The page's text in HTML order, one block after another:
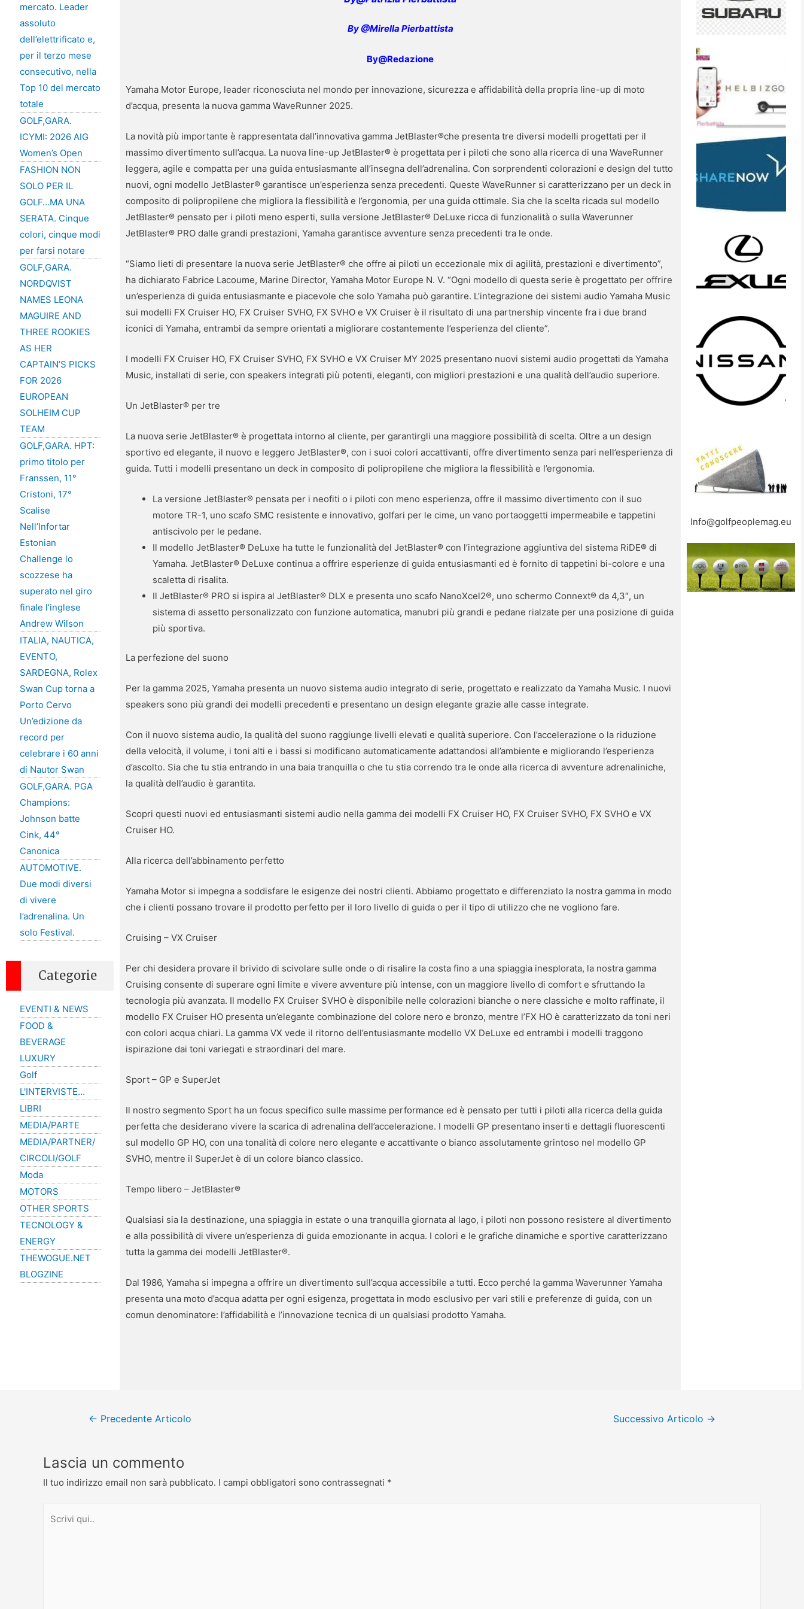
mercato. Leader
assoluto
dell’elettrificato e,
per il terzo mese
consecutivo, nella
Top 10 del mercato
totale
GOLF,GARA.
ICYMI: 2026 AIG
Women’s Open
FASHION NON
SOLO PER IL
GOLF…MA UNA
SERATA. Cinque
colori, cinque modi
per farsi notare
GOLF,GARA.
NORDQVIST
NAMES LEONA
MAGUIRE AND
THREE ROOKIES
AS HER
CAPTAIN’S PICKS
FOR 2026
EUROPEAN
SOLHEIM CUP
TEAM
GOLF,GARA. HPT:
primo titolo per
Franssen, 11°
Cristoni, 17°
Scalise
Nell’Infortar
Estonian
Challenge lo
scozzese ha
superato nel giro
finale l’inglese
Andrew Wilson
ITALIA, NAUTICA,
EVENTO,
SARDEGNA, Rolex
Swan Cup torna a
Porto Cervo
Un’edizione da
record per
celebrare i 60 anni
di Nautor Swan
GOLF,GARA. PGA
Champions:
Johnson batte
Cink, 44°
Canonica
AUTOMOTIVE.
Due modi diversi
di vivere
l’adrenalina. Un
solo Festival.
Categorie
EVENTI & NEWS
FOOD &
BEVERAGE
LUXURY
Golf
L'INTERVISTE…
LIBRI
MEDIA/PARTE
MEDIA/PARTNER/
CIRCOLI/GOLF
Moda
MOTORS
OTHER SPORTS
TECNOLOGY &
ENERGY
THEWOGUE.NET
BLOGZINE
By @Mirella Pierbattista
By@Redazione
Yamaha Motor Europe, leader riconosciuta nel mondo per innovazione, sicurezza e affidabilità della propria line-up di moto
d’acqua, presenta la nuova gamma WaveRunner 2025.
La novità più importante è rappresentata dall’innovativa gamma JetBlaster®che presenta tre diversi modelli progettati per il
massimo divertimento sull’acqua. La nuova line-up JetBlaster® è progettata per i piloti che sono alla ricerca di una WaveRunner
leggera, agile e compatta per una guida entusiasmante all’insegna dell’adrenalina. Con sorprendenti colorazioni e design del tutto
nuovi, ogni modello JetBlaster® garantisce un’esperienza senza precedenti. Queste WaveRunner si caratterizzano per un deck in
composito di polipropilene che migliora la flessibilità e l’ergonomia, per una guida ottimale. Sia che la scelta ricada sul modello
JetBlaster® pensato per i piloti meno esperti, sulla versione JetBlaster® DeLuxe ricca di funzionalità o sulla Waverunner
JetBlaster® PRO dalle grandi prestazioni, Yamaha garantisce avventure senza precedenti tra le onde.
“Siamo lieti di presentare la nuova serie JetBlaster® che offre ai piloti un eccezionale mix di agilità, prestazioni e divertimento”,
ha dichiarato Fabrice Lacoume, Marine Director, Yamaha Motor Europe N. V. “Ogni modello di questa serie è progettato per offrire
un’esperienza di guida entusiasmante e piacevole che solo Yamaha può garantire. L’integrazione dei sistemi audio Yamaha Music
sui modelli FX Cruiser HO, FX Cruiser SVHO, FX SVHO e VX Cruiser è il risultato di una partnership vincente fra i due brand
iconici di Yamaha, entrambi da sempre orientati a migliorare costantemente l’esperienza del cliente”.
I modelli FX Cruiser HO, FX Cruiser SVHO, FX SVHO e VX Cruiser MY 2025 presentano nuovi sistemi audio progettati da Yamaha
Music, installati di serie, con speakers integrati più potenti, eleganti, con migliori prestazioni e una qualità dell’audio superiore.
Un JetBlaster® per tre
La nuova serie JetBlaster® è progettata intorno al cliente, per garantirgli una maggiore possibilità di scelta. Oltre a un design
sportivo ed elegante, il nuovo e leggero JetBlaster®, con i suoi colori accattivanti, offre divertimento senza pari nell’esperienza di
guida. Tutti i modelli presentano un deck in composito di polipropilene che migliora la flessibilità e l’ergonomia.
La versione JetBlaster® pensata per i neofiti o i piloti con meno esperienza, offre il massimo divertimento con il suo
motore TR-1, uno scafo SMC resistente e innovativo, golfari per le cime, un vano portaoggetti impermeabile e tappetini
antiscivolo per le pedane.
Il modello JetBlaster® DeLuxe ha tutte le funzionalità del JetBlaster® con l’integrazione aggiuntiva del sistema RiDE® di
Yamaha. JetBlaster® DeLuxe continua a offrire esperienze di guida entusiasmanti ed è fornito di tappetini bi-colore e una
scaletta di risalita.
Il JetBlaster® PRO si ispira al JetBlaster® DLX e presenta uno scafo NanoXcel2®, uno schermo Connext® da 4,3″, un
sistema di assetto personalizzato con funzione automatica, manubri più grandi e pedane rialzate per una posizione di guida
più sportiva.
La perfezione del suono
Per la gamma 2025, Yamaha presenta un nuovo sistema audio integrato di serie, progettato e realizzato da Yamaha Music. I nuovi
speakers sono più grandi dei modelli precedenti e presentano un design elegante grazie alle casse integrate.
Con il nuovo sistema audio, la qualità del suono raggiunge livelli elevati e qualità superiore. Con l’accelerazione o la riduzione
della velocità, il volume, i toni alti e i bassi si modificano automaticamente adattandosi all’ambiente e migliorando l’esperienza
d’ascolto. Sia che tu stia entrando in una baia tranquilla o che tu stia correndo tra le onde alla ricerca di avventure adrenaliniche,
la qualità dell’audio è garantita.
Scopri questi nuovi ed entusiasmanti sistemi audio nella gamma dei modelli FX Cruiser HO, FX Cruiser SVHO, FX SVHO e VX
Cruiser HO.
Alla ricerca dell’abbinamento perfetto
Yamaha Motor si impegna a soddisfare le esigenze dei nostri clienti. Abbiamo progettato e differenziato la nostra gamma in modo
che i clienti possano trovare il prodotto perfetto per il loro livello di guida o per il tipo di utilizzo che ne vogliono fare.
Cruising – VX Cruiser
Per chi desidera provare il brivido di scivolare sulle onde o di risalire la costa fino a una spiaggia inesplorata, la nostra gamma
Cruising consente di superare ogni limite e vivere avventure più intense, con un maggiore livello di comfort e sfruttando la
tecnologia più avanzata. Il modello FX Cruiser SVHO è disponibile nelle colorazioni bianche o nere classiche e molto raffinate, il
modello FX Cruiser HO presenta un’elegante combinazione del colore nero e bronzo, mentre l’FX HO è caratterizzato da toni neri
con colori acqua chiari. La gamma VX vede il ritorno dell’entusiasmante modello VX DeLuxe ed entrambi i modelli traggono
ispirazione dai toni variegati e straordinari del mare.
Sport – GP e SuperJet
Il nostro segmento Sport ha un focus specifico sulle massime performance ed è pensato per tutti i piloti alla ricerca della guida
perfetta che desiderano vivere la scarica di adrenalina dell’accelerazione. I modelli GP presentano inserti e dettagli fluorescenti
sul modello GP HO, con una tonalità di colore nero elegante e accattivante o bianco assolutamente grintoso nel modello GP
SVHO, mentre il SuperJet è di un colore bianco classico.
Tempo libero – JetBlaster®
Qualsiasi sia la destinazione, una spiaggia in estate o una tranquilla giornata al lago, i piloti non possono resistere al divertimento
e alla possibilità di vivere un’esperienza di guida emozionante in acqua. I colori e le grafiche dinamiche e sportive caratterizzano
tutta la gamma dei modelli JetBlaster®.
Dal 1986, Yamaha si impegna a offrire un divertimento sull’acqua accessibile a tutti. Ecco perché la gamma Waverunner Yamaha
presenta una moto d’acqua adatta per ogni esigenza, progettata in modo esclusivo per vari stili e preferenze di guida, con un
comun denominatore: l’affidabilità e l’innovazione tecnica di un qualsiasi prodotto Yamaha.
Info@golfpeoplemag.eu
← Precedente Articolo Successivo Articolo →
Lascia un commento
Il tuo indirizzo email non sarà pubblicato. I campi obbligatori sono contrassegnati *